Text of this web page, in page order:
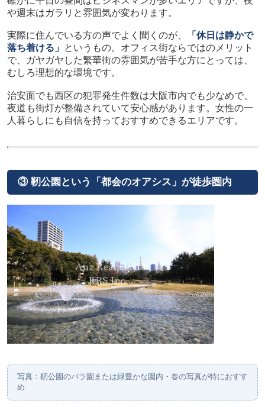
や週末はガラリと雰囲気が変わります。
実際に住んでいる方の声でよく聞くのが、
「休日は静かで
落ち着ける」 というもの。オフィス街ならではのメリット
で、ガヤガヤした繁華街の雰囲気が苦手な方にとっては、
むしろ理想的な環境です。
治安面でも西区の犯罪発生件数は大阪市内でも少なめで、
夜道も街灯が整備されていて安心感があります。女性の一
人暮らしにも自信を持っておすすめできるエリアです。
③ 靭公園という「都会のオアシス」が徒歩圏内
写真：靭公園のバラ園または緑豊かな園内・春の写真が特におすす
め